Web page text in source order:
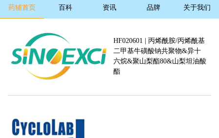
药辅首页 百科 资讯 品牌 关于我们
HF020601 | 丙烯酰胺/丙烯酰基
二甲基牛磺酸钠共聚物&异十
六烷&聚山梨酯80&山梨坦油酸
酯